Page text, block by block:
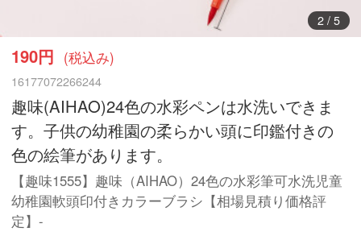
3/ 5
190円 (税込み)
16177072266244
趣味(AIHAO)24色の水彩ペンは水洗いできま
す。子供の幼稚園の柔らかい頭に印鑑付きの
色の絵筆があります。
【趣味1555】趣味（AIHAO）24色の水彩筆可水洗児童
幼稚園軟頭印付きカラーブラシ【相場見積り価格評
定】-